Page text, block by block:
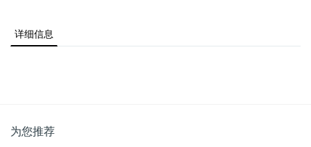
详细信息
为您推荐